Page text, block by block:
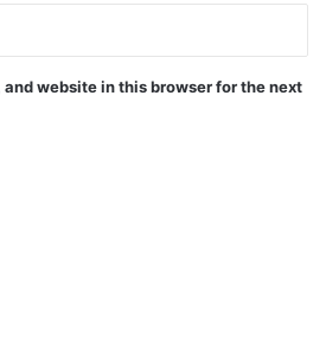
website in this browser for the next